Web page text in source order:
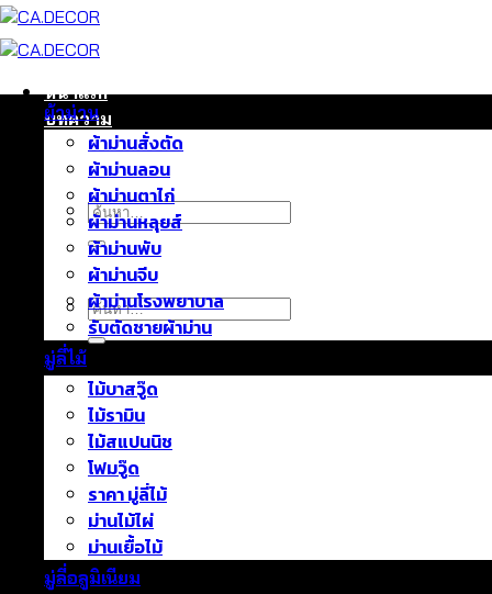
ข้าม
ยัง
หน้าแรก
บทความ
ติดต่อเรา
เกี่ยวกับเรา
ค้นหา:
ค้นหา:
ผ้าม่าน
ผ้าม่านสั่งตัด
ผ้าม่านลอน
ผ้าม่านตาไก่
ผ้าม่านหลุยส์
ผ้าม่านพับ
ผ้าม่านจีบ
ผ้าม่านโรงพยาบาล
รับตัดชายผ้าม่าน
มู่ลี่ไม้
ไม้บาสวู๊ด
ไม้รามิน
ไม้สแปนนิช
โฟมวู๊ด
ราคา มู่ลี่ไม้
ม่านไม้ไผ่
ม่านเยื้อไม้
มู่ลี่อลูมิเนียม